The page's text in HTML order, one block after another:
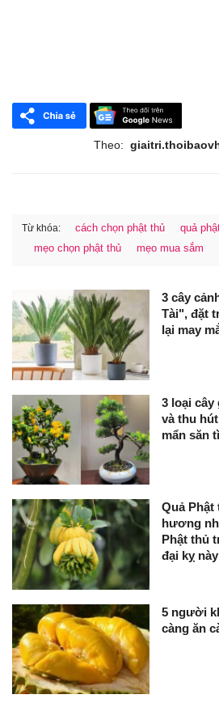
Theo:
Từ khóa: cách chọn phật thủ
quả
mẹo chọn phật thủ
mẹo mua sắm
3 cây
Tài", đặt
lại may
3 loại cây
và thu
mẩn săn
Quả
hương
Phật thủ
đại kỵ
5 người
càng ăn